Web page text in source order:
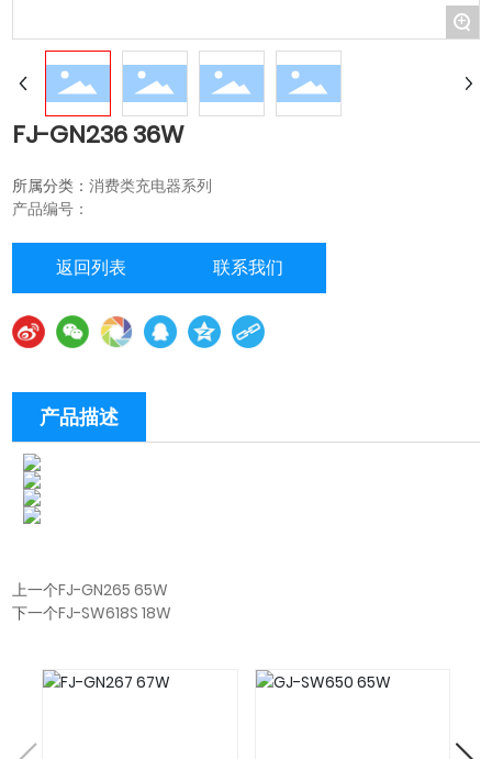
+
FJ-GN236 36W
所属分类：消费类充电器系列
产品编号：
返回列表 联系我们
产品描述
上一个FJ-GN265 65W
下一个FJ-SW618S 18W